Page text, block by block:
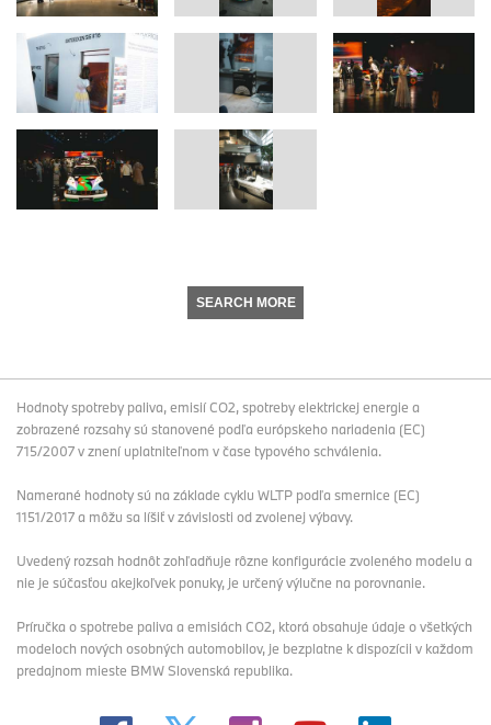
SEARCH MORE
Hodnoty spotreby paliva, emisií CO2, spotreby elektrickej energie a
zobrazené rozsahy sú stanovené podľa európskeho nariadenia (EC)
715/2007 v znení uplatniteľnom v čase typového schválenia.
Namerané hodnoty sú na základe cyklu WLTP podľa smernice (EC)
1151/2017 a môžu sa líšiť v závislosti od zvolenej výbavy.
Uvedený rozsah hodnôt zohľadňuje rôzne konfigurácie zvoleného modelu a
nie je súčasťou akejkoľvek ponuky, je určený výlučne na porovnanie.
Príručka o spotrebe paliva a emisiách CO2, ktorá obsahuje údaje o všetkých
modeloch nových osobných automobilov, je bezplatne k dispozícii v každom
predajnom mieste BMW Slovenská republika.